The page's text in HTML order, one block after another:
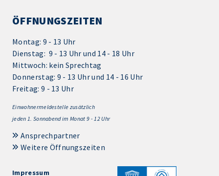
ÖFFNUNGSZEITEN
Montag: 9 - 13 Uhr
Dienstag: 9 - 13 Uhr und 14 - 18 Uhr
Mittwoch: kein Sprechtag
Donnerstag: 9 - 13 Uhr und 14 - 16 Uhr
Freitag: 9 - 13 Uhr
Einwohnermeldestelle zusätzlich
jeden 1. Sonnabend im Monat 9 - 12 Uhr
Ansprechpartner
Weitere Öffnungszeiten
Impressum